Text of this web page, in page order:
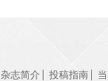
杂志简介 投稿指南